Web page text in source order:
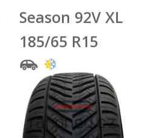
Season 92V XL
185/65 R15